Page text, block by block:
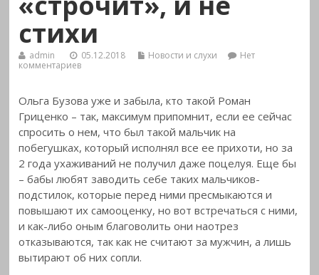
стихи
admin 05.12.2018 Новости и слухи
Нет
комментариев
Ольга Бузова уже и забыла, кто такой Роман
Гриценко – так, максимум припомнит, если ее сейчас
спросить о нем, что был такой мальчик на
побегушках,который исполнял все ее прихоти, но за
2 года ухаживаний не получил даже поцелуя. Еще бы
– бабы любят заводить себе таких мальчиков-
подстилок, которые перед ними пресмыкаются и
повышают их самооценку, но вот встречаться с ними,
и как-либо оным благоволить они наотрез
отказываются, так как не считают за мужчин, а лишь
вытирают об них сопли.